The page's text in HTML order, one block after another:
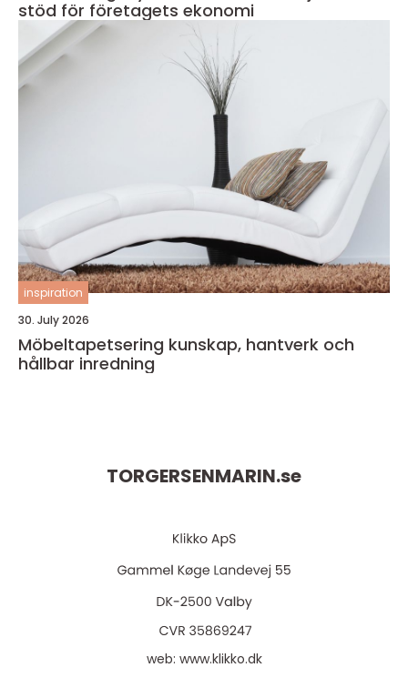
stöd för företagets ekonomi
inspiration
30. July 2026
Möbeltapetsering kunskap, hantverk och
hållbar inredning
TORGERSENMARIN.se
web: www.klikko.dk